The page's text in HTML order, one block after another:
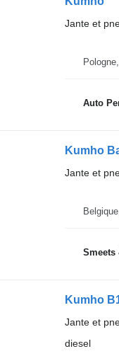
Jante et
Auto
Kumho
Jante et
Smeets
Kumho
Jante et
diesel